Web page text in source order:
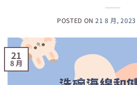
POSTED ON21 8 月, 2023
21
8 月